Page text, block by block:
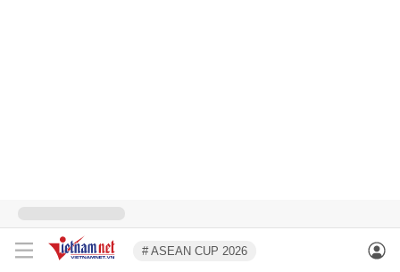
# ASEAN CUP 2026